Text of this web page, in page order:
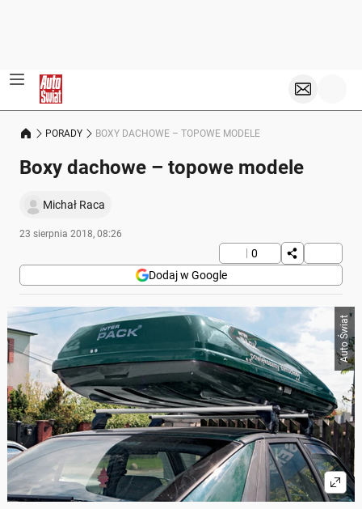
PORADY BOXY DACHOWE – TOPOWE MODELE
Boxy dachowe – topowe modele
Michał Raca
23 sierpnia 2018, 08:26
0
Dodaj w Google
Auto Świat